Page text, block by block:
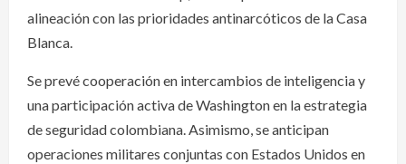
alineación con las prioridades antinarcóticos de la Casa
Blanca.
Se prevé cooperación en intercambios de inteligencia y
una participación activa de Washington en la estrategia
de seguridad colombiana. Asimismo, se anticipan
operaciones militares conjuntas con Estados Unidos en